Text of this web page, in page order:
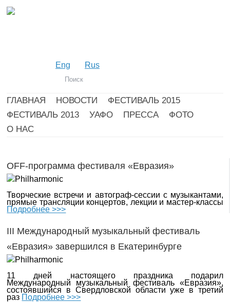
Eng Rus
ГЛАВНАЯ НОВОСТИ
ФЕСТИВАЛЬ 2015
ФЕСТИВАЛЬ 2013
УАФО ПРЕССА
ФОТО
О НАС
OFF-программа фестиваля «Евразия»
Творческие встречи и автограф-сессии с музыкантами,
прямые трансляции концертов, лекции и мастер-классы
Подробнее >>>
III Международный музыкальный фестиваль
«Евразия» завершился в Екатеринбурге
11 дней настоящего праздника подарил
Международный музыкальный фестиваль «Евразия»,
состоявшийся в Свердловской области уже в третий
раз Подробнее >>>